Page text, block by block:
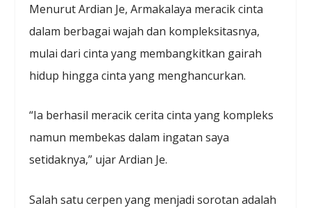
Menurut Ardian Je, Armakalaya meracik cinta
dalam berbagai wajah dan kompleksitasnya,
mulai dari cinta yang membangkitkan gairah
hidup hingga cinta yang menghancurkan.
“Ia berhasil meracik cerita cinta yang kompleks
namun membekas dalam ingatan saya
setidaknya,” ujar Ardian Je.
Salah satu cerpen yang menjadi sorotan adalah